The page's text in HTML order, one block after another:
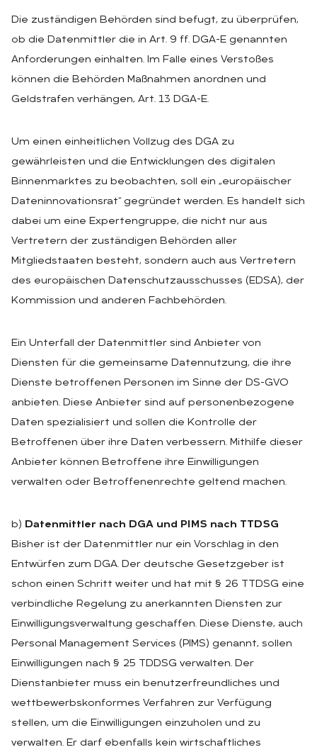
Die zuständigen Behörden sind befugt, zu überprüfen,
ob die Datenmittler die in Art. 9 ff. DGA-E genannten
Anforderungen einhalten. Im Falle eines Verstoßes
können die Behörden Maßnahmen anordnen und
Geldstrafen verhängen, Art. 13 DGA-E.
Um einen einheitlichen Vollzug des DGA zu
gewährleisten und die Entwicklungen des digitalen
Binnenmarktes zu beobachten, soll ein „europäischer
Dateninnovationsrat“ gegründet werden. Es handelt sich
dabei um eine Expertengruppe, die nicht nur aus
Vertretern der zuständigen Behörden aller
Mitgliedstaaten besteht, sondern auch aus Vertretern
des europäischen Datenschutzausschusses (EDSA), der
Kommission und anderen Fachbehörden.
Ein Unterfall der Datenmittler sind Anbieter von
Diensten für die gemeinsame Datennutzung, die ihre
Dienste betroffenen Personen im Sinne der DS-GVO
anbieten. Diese Anbieter sind auf personenbezogene
Daten spezialisiert und sollen die Kontrolle der
Betroffenen über ihre Daten verbessern. Mithilfe dieser
Anbieter können Betroffene ihre Einwilligungen
verwalten oder Betroffenenrechte geltend machen.
b) Datenmittler nach DGA und PIMS nach TTDSG
Bisher ist der Datenmittler nur ein Vorschlag in den
Entwürfen zum DGA. Der deutsche Gesetzgeber ist
schon einen Schritt weiter und hat mit § 26 TTDSG eine
verbindliche Regelung zu anerkannten Diensten zur
Einwilligungsverwaltung geschaffen. Diese Dienste, auch
Personal Management Services (PIMS) genannt, sollen
Einwilligungen nach § 25 TDDSG verwalten. Der
Dienstanbieter muss ein benutzerfreundliches und
wettbewerbskonformes Verfahren zur Verfügung
stellen, um die Einwilligungen einzuholen und zu
verwalten. Er darf ebenfalls kein wirtschaftliches